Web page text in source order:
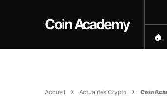
Coin Academy
🏠︎
Accueil Actualités Crypto